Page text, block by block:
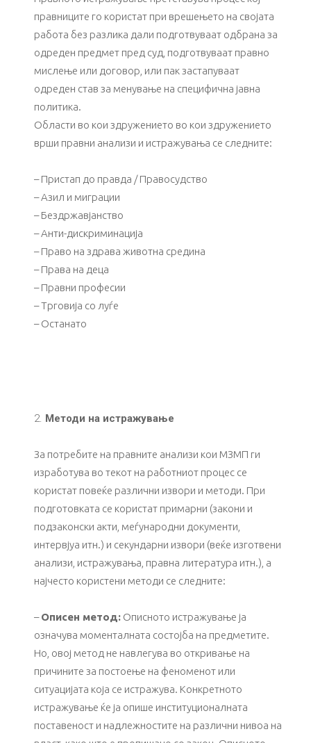
правниците го користат при врешењето на својата
работа без разлика дали подготвуваат одбрана за
одреден предмет пред суд, подготвуваат правно
мислење или договор, или пак застапуваат
одреден став за менување на специфична јавна
политика.
Области во кои здружението во кои здружението
врши правни анализи и истражувања се следните:
– Пристап до правда / Правосудство
– Азил и миграции
– Бездржавјанство
– Анти-дискриминација
– Право на здрава животна средина
– Права на деца
– Правни професии
– Трговија со луѓе
– Останато
Методи на истражување
За потребите на правните анализи кои МЗМП ги
изработува во текот на работниот процес се
користат повеќе различни извори и методи. При
подготовката се користат примарни (закони и
подзаконски акти, меѓународни документи,
интервјуа итн.) и секундарни извори (веќе изготвени
анализи, истражувања, правна литература итн.), а
најчесто користени методи се следните:
–Описен метод: Описното истражување ја
означува моменталната состојба на предметите.
Но, овој метод не навлегува во откривање на
причините за постоење на феноменот или
ситуацијата која се истражува. Конкретното
истражување ќе ја опише институционалната
поставеност и надлежностите на различни нивоа на